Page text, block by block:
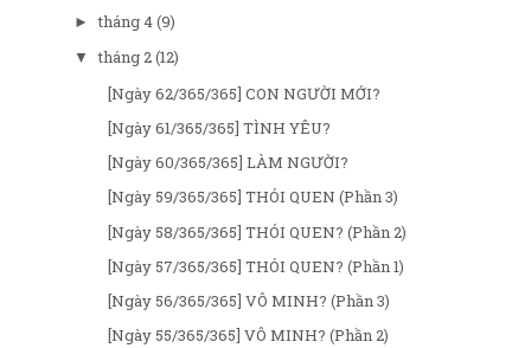
►tháng 4(9)
▼tháng 2(12)
[Ngày 62/365/365] CON NGƯỜI MỚI?
[Ngày 61/365/365] TÌNH YÊU?
[Ngày 60/365/365] LÀM NGƯỜI?
[Ngày 59/365/365] THÓI QUEN (Phần 3)
[Ngày 58/365/365] THÓI QUEN? (Phần 2)
[Ngày 57/365/365] THÓI QUEN? (Phần 1)
[Ngày 56/365/365] VÔ MINH? (Phần 3)
[Ngày 55/365/365] VÔ MINH? (Phần 2)